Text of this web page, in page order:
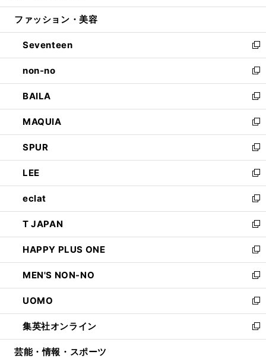
開
ウ
開
く
ン
ウ
で
開
く
ウ
ン
ド
ウ
で
開
く
ファッション・美容
Seventeen
新
し
い
ウ
ィ
ン
ド
ウ
で
開
く
non-no
新
し
い
ウ
ィ
ン
ド
ウ
で
開
く
BAILA
新
し
い
ウ
ィ
ン
ド
ウ
で
開
く
MAQUIA
新
し
い
ウ
ィ
ン
ド
ウ
で
開
く
SPUR
新
し
い
ウ
ィ
ン
ド
ウ
で
開
く
LEE
新
し
い
ウ
ィ
ン
ド
ウ
で
開
く
eclat
新
し
い
ウ
ィ
ン
ド
ウ
で
開
く
T JAPAN
新
し
い
ウ
ィ
ン
ド
ウ
で
開
HAPPY PLUS ONE
新
し
い
ウ
ィ
ン
ド
ウ
MEN'S NON-NO
新
し
い
ウ
ィ
ン
UOMO
新
し
い
ウ
集英社オンライン
新
し
芸能・情報・スポーツ